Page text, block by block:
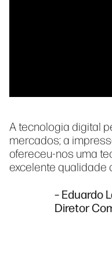
A tecnologia digital
mercados; a
ofereceu-nos uma
excelente qualidade
– Eduardo
Diretor